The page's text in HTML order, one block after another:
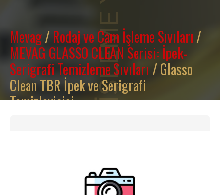
Mevag/Rodaj ve Cam İşleme Sıvıları /
MEVAG GLASSO CLEAN Serisi: İpek-
Serigrafi Temizleme Sıvıları / Glasso
Clean TBR İpek ve Serigrafi
Temizleyicisi